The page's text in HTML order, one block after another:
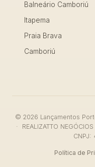
Balneário Camboriú
Itapema
Praia Brava
Camboriú
© 2026 Lançamentos
· REALIZATTO
CNPJ:
Política de